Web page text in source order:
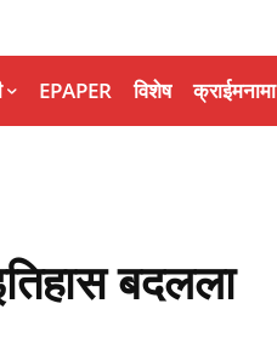
EPAPER विशेष क्राईमनामा
बदलला